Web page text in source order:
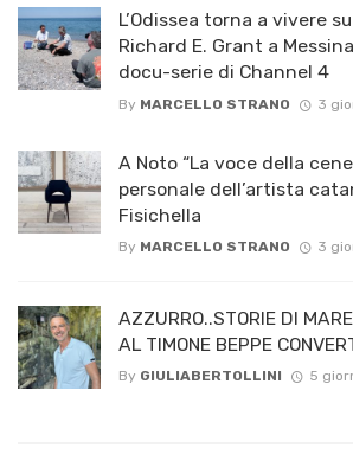
L’Odissea torna a vivere
Richard E. Grant a
docu-serie di Channel 4
By MARCELLO STRANO 3
A Noto “La voce della
personale dell’artista
Fisichella
By MARCELLO STRANO 3
AZZURRO..STORIE DI
AL TIMONE BEPPE
By GIULIABERTOLLINI 5